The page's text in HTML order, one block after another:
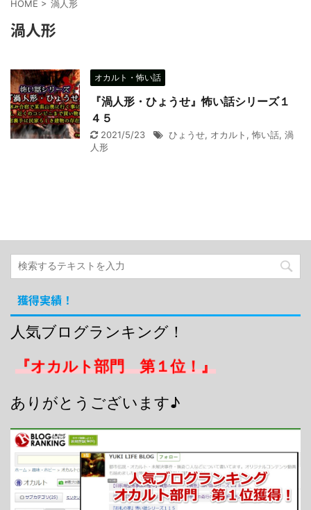
HOME > 渦人形
渦人形
オカルト・怖い話
『渦人形・ひょうせ』怖い話シリーズ１
４５
2021/5/23 ひょうせ, オカルト , 怖い話, 渦
人形
獲得実績！
人気ブログランキング！
『オカルト部門 第１位！』
ありがとうございます♪